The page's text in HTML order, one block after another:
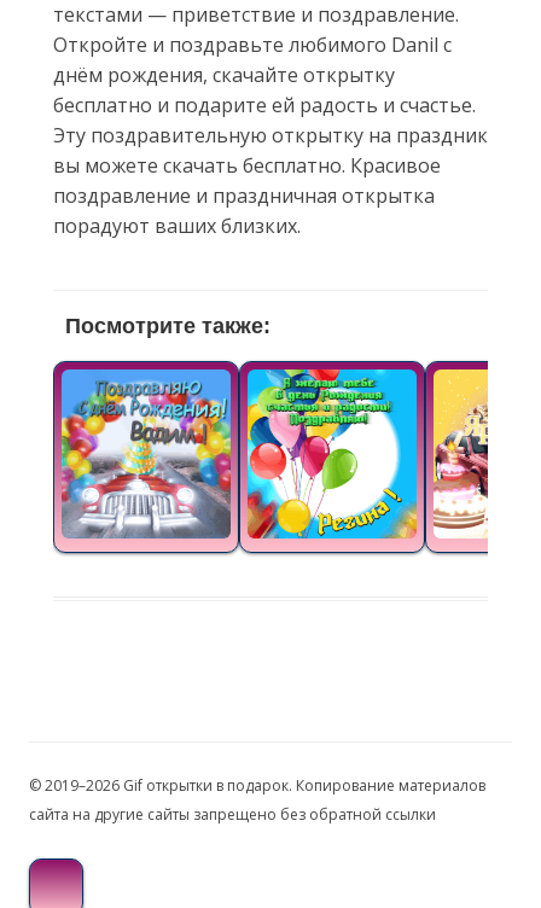
текстами — приветствие и поздравление.
Откройте и поздравьте любимого Danil с
днём рождения, скачайте открытку
бесплатно и подарите ей радость и счастье.
Эту поздравительную открытку на праздник
вы можете скачать бесплатно. Красивое
поздравление и праздничная открытка
порадуют ваших близких.
Посмотрите также:
© 2019–2026 Gif открытки в подарок. Копирование материалов
сайта на другие сайты запрещено без обратной ссылки